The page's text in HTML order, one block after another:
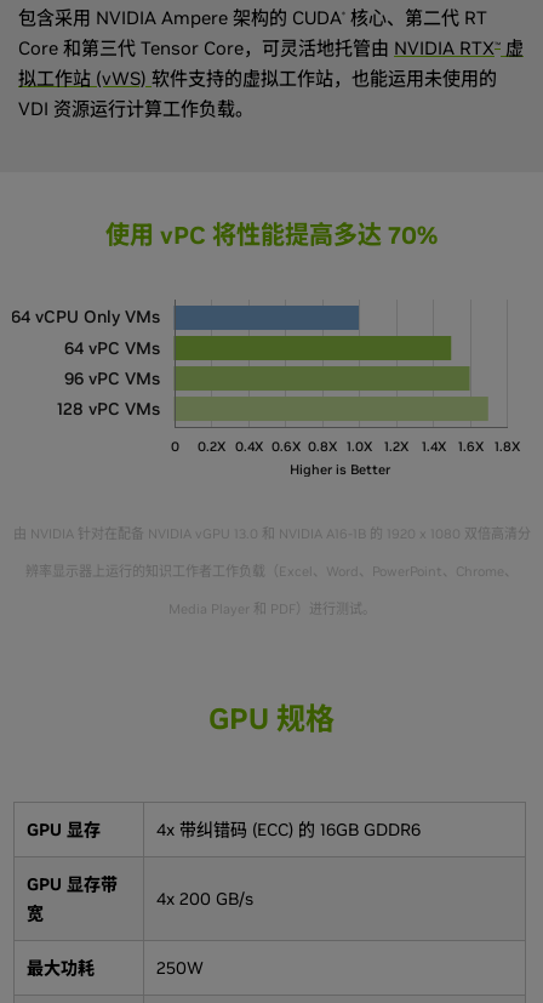
包含采用 NVIDIA Ampere 架构的 CUDA® 核心、第二代 RT
Core 和第三代 Tensor Core，可灵活地托管由 NVIDIA RTX™
虚
拟工作站 (vWS) 软件支持的虚拟工作站，也能运用未使用的
VDI 资源运行计算工作负载。
使用 vPC 将性能提高多达 70%
0 0.2X 0.4X 0.6X 0.8X 1.0X 1.2X 1.4X 1.6X
1.8X
Higher is Better
64 vCPU Only VMs
64 vPC VMs
96 vPC VMs
128 vPC VMs
由 NVIDIA 针对在配备 NVIDIA vGPU 13.0 和 NVIDIA A16-1B 的 1920 x 1080 双倍高清分
辨率显示器上运行的知识工作者工作负载（Excel、Word、PowerPoint、Chrome、
Media Player 和 PDF）进行测试。
GPU 规格
GPU 显存 4x 带纠错码 (ECC) 的 16GB GDDR6
GPU 显存带
宽
4x 200 GB/s
最大功耗 250W